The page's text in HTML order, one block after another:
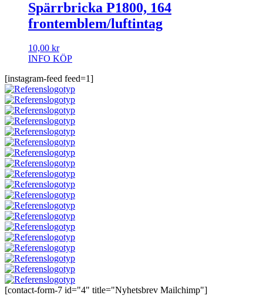
Spärrbricka P1800, 164
frontemblem/luftintag
10,00 kr
INFO KÖP
[instagram-feed feed=1]
[contact-form-7 id="4" title="Nyhetsbrev Mailchimp"]